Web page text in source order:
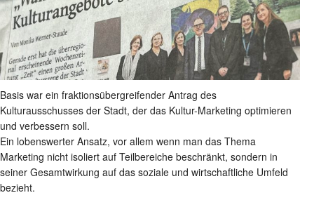
Basis war ein fraktionsübergreifender Antrag des
Kulturausschusses der Stadt, der das Kultur-Marketing optimieren
und verbessern soll.
Ein lobenswerter Ansatz, vor allem wenn man das Thema
Marketing nicht isoliert auf Teilbereiche beschränkt, sondern in
seiner Gesamtwirkung auf das soziale und wirtschaftliche Umfeld
bezieht.